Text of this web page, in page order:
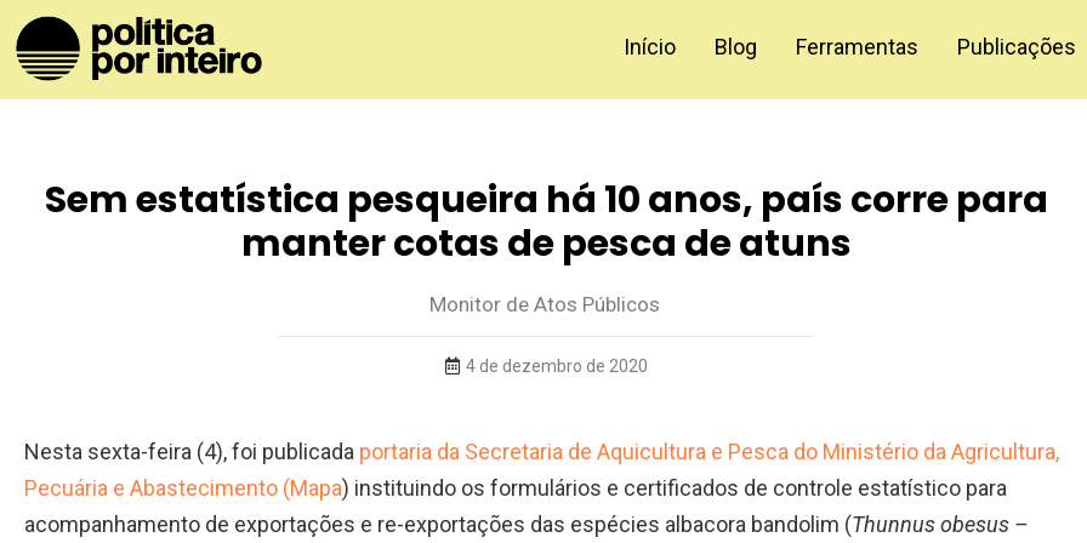
Início Blog Ferramentas Publicações
Sem estatística pesqueira há 10 anos, país corre para
manter cotas de pesca de atuns
Monitor de Atos Públicos
4 de dezembro de 2020
Nesta sexta-feira (4), foi publicada portaria da Secretaria de Aquicultura e Pesca do Ministério da Agricultura,
Pecuária e Abastecimento (Mapa) instituindo os formulários e certificados de controle estatístico para
acompanhamento de exportações e re-exportações das espécies albacora bandolim (Thunnus obesus –